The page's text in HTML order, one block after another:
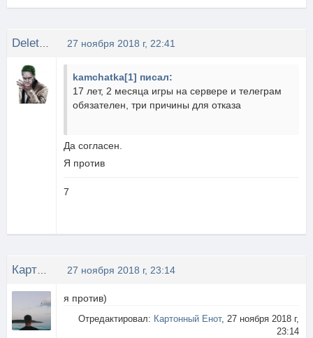
27 ноября 2018 г, 22:41
kamchatka[1] писал:
17 лет, 2 месяца игры на сервере и телеграм
обязателен, три причины для отказа
Да согласен.
Я против
7
27 ноября 2018 г, 23:14
я против)
Отредактировал: Картонный Енот, 27 ноября 2018 г,
23:14